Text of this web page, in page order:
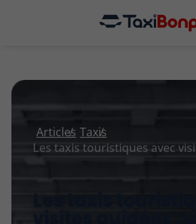
Articles Taxis